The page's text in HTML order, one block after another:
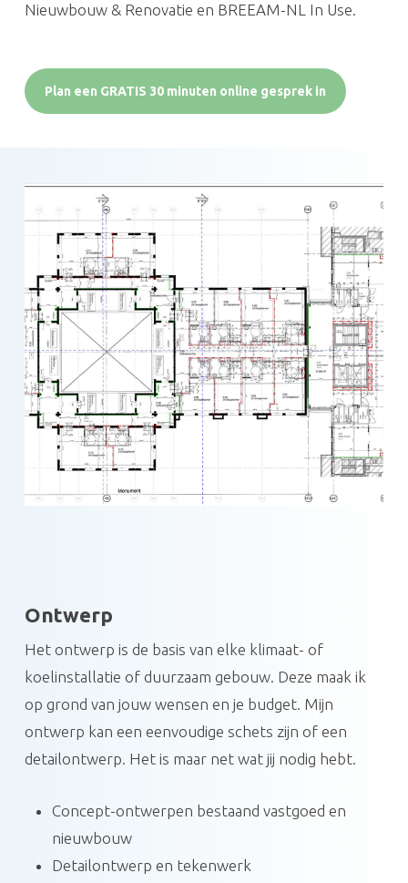
Nieuwbouw & Renovatie en BREEAM-NL In Use.
Plan een GRATIS 30 minuten online gesprek in
Ontwerp
Het ontwerp is de basis van elke klimaat- of
koelinstallatie of duurzaam gebouw. Deze maak ik
op grond van jouw wensen en je budget. Mijn
ontwerp kan een eenvoudige schets zijn of een
detailontwerp. Het is maar net wat jij nodig hebt.
Concept-ontwerpen bestaand vastgoed en
nieuwbouw
Detailontwerp en tekenwerk